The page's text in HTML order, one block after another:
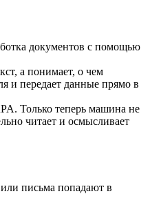
документов с помощью
а понимает, о чем
и передает данные прямо в
Только теперь машина не
читает и осмысливает
письма попадают в